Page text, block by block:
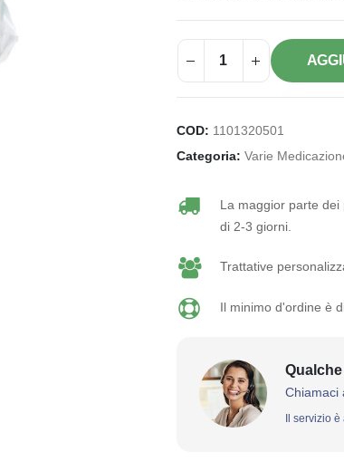
COD: 1101320501
Categoria: Varie
La maggior parte
di 2-3 giorni.
Trattative
Il minimo d'ordine è
Chiamaci
Il servizio è